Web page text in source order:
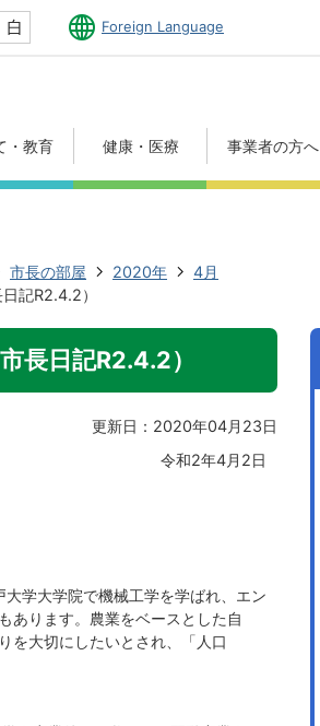
Foreign Language
・教育 健康・医療 事業者の方へ
市長の部屋 2020年
4月
記R2.4.2）
長日記R2.4.2）
更新日：2020年04月23日
令和2年4月2日
学大学院で機械工学を学ばれ、エン
あります。農業をベースとした自
を大切にしたいとされ、「人口